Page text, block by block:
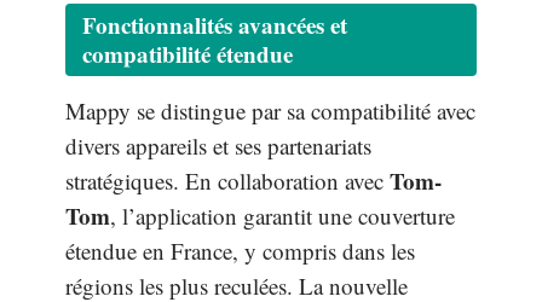
Fonctionnalités avancées et
compatibilité étendue
Mappy se distingue par sa compatibilité avec
divers appareils et ses partenariats
stratégiques. En collaboration avec Tom-
Tom, l’application garantit une couverture
étendue en France, y compris dans les
régions les plus reculées. La nouvelle